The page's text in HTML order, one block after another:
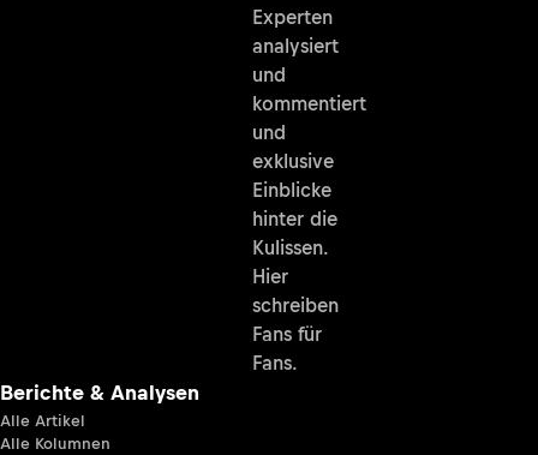
Experten
analysiert
und
kommentiert
und
exklusive
Einblicke
hinter die
Kulissen.
Hier
schreiben
Fans für
Fans.
Berichte & Analysen
Alle Artikel
Alle Kolumnen